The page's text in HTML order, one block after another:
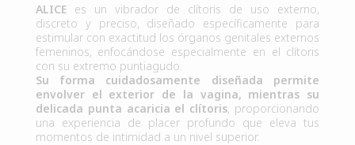
ALICEes un vibrador de clítoris de uso externo,
discreto y preciso, diseñado específicamente para
estimular con exactitud los órganos genitales externos
femeninos, enfocándose especialmente en el clítoris
con su extremo puntiagudo.
Su forma cuidadosamente diseñada permite
envolver el exterior de la vagina, mientras su
delicada punta acaricia el clítoris , proporcionando
una experiencia de placer profundo que eleva tus
momentos de intimidad a un nivel superior.